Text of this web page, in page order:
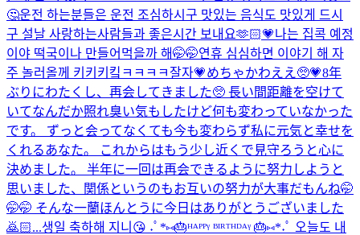
🤔운전 하는분들은 운전 조심하시구 맛있는 음식도 맛있게 드시
구 설날 사랑하는사람들과 좋은시간 보내요🫶🏻💗나는 집콕 예정
이야 떡국이나 만들어먹을까 해🤭🤭연휴 심심하면 이야기 해 자
주 놀러올께 키키키킼ㅋㅋㅋㅋ잘자💗めちゃかわええ🥺💗8年
ぶりにわたくし、再会してきました🥺 長い間距離を空けて
いてなんだか照れ臭い気もしたけど何も変わっていなかった
です。 ずっと会ってなくても今も変わらず私に元気と幸せを
くれるあなた。 これからはもう少し近くで見守ろうと心に
決めました。 半年に一回は再会できるように努力しようと
思いました、関係というのもお互いの努力が大事だもんね🤭
🤭🤭 そんな一蘭ほんとうに今日はありがとうございました
🙇🏻...생일 축하해 지니😘 ˖ﾟ*⑅🎂ᴴᴬᴾᴾᵞ ᴮᴵᴿᵀᴴᴰᴬᵞ 🎂⑅*˖ﾟ 오늘도 내